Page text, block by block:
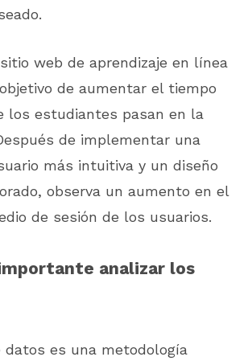
web de aprendizaje en línea
de aumentar el tiempo
los estudiantes pasan en la
de implementar una
más intuitiva y un diseño
observa un aumento en el
de sesión de los usuarios.
analizar los
datos es una metodología